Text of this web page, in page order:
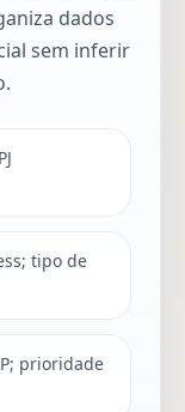
dados
sem inferir
tipo de
prioridade